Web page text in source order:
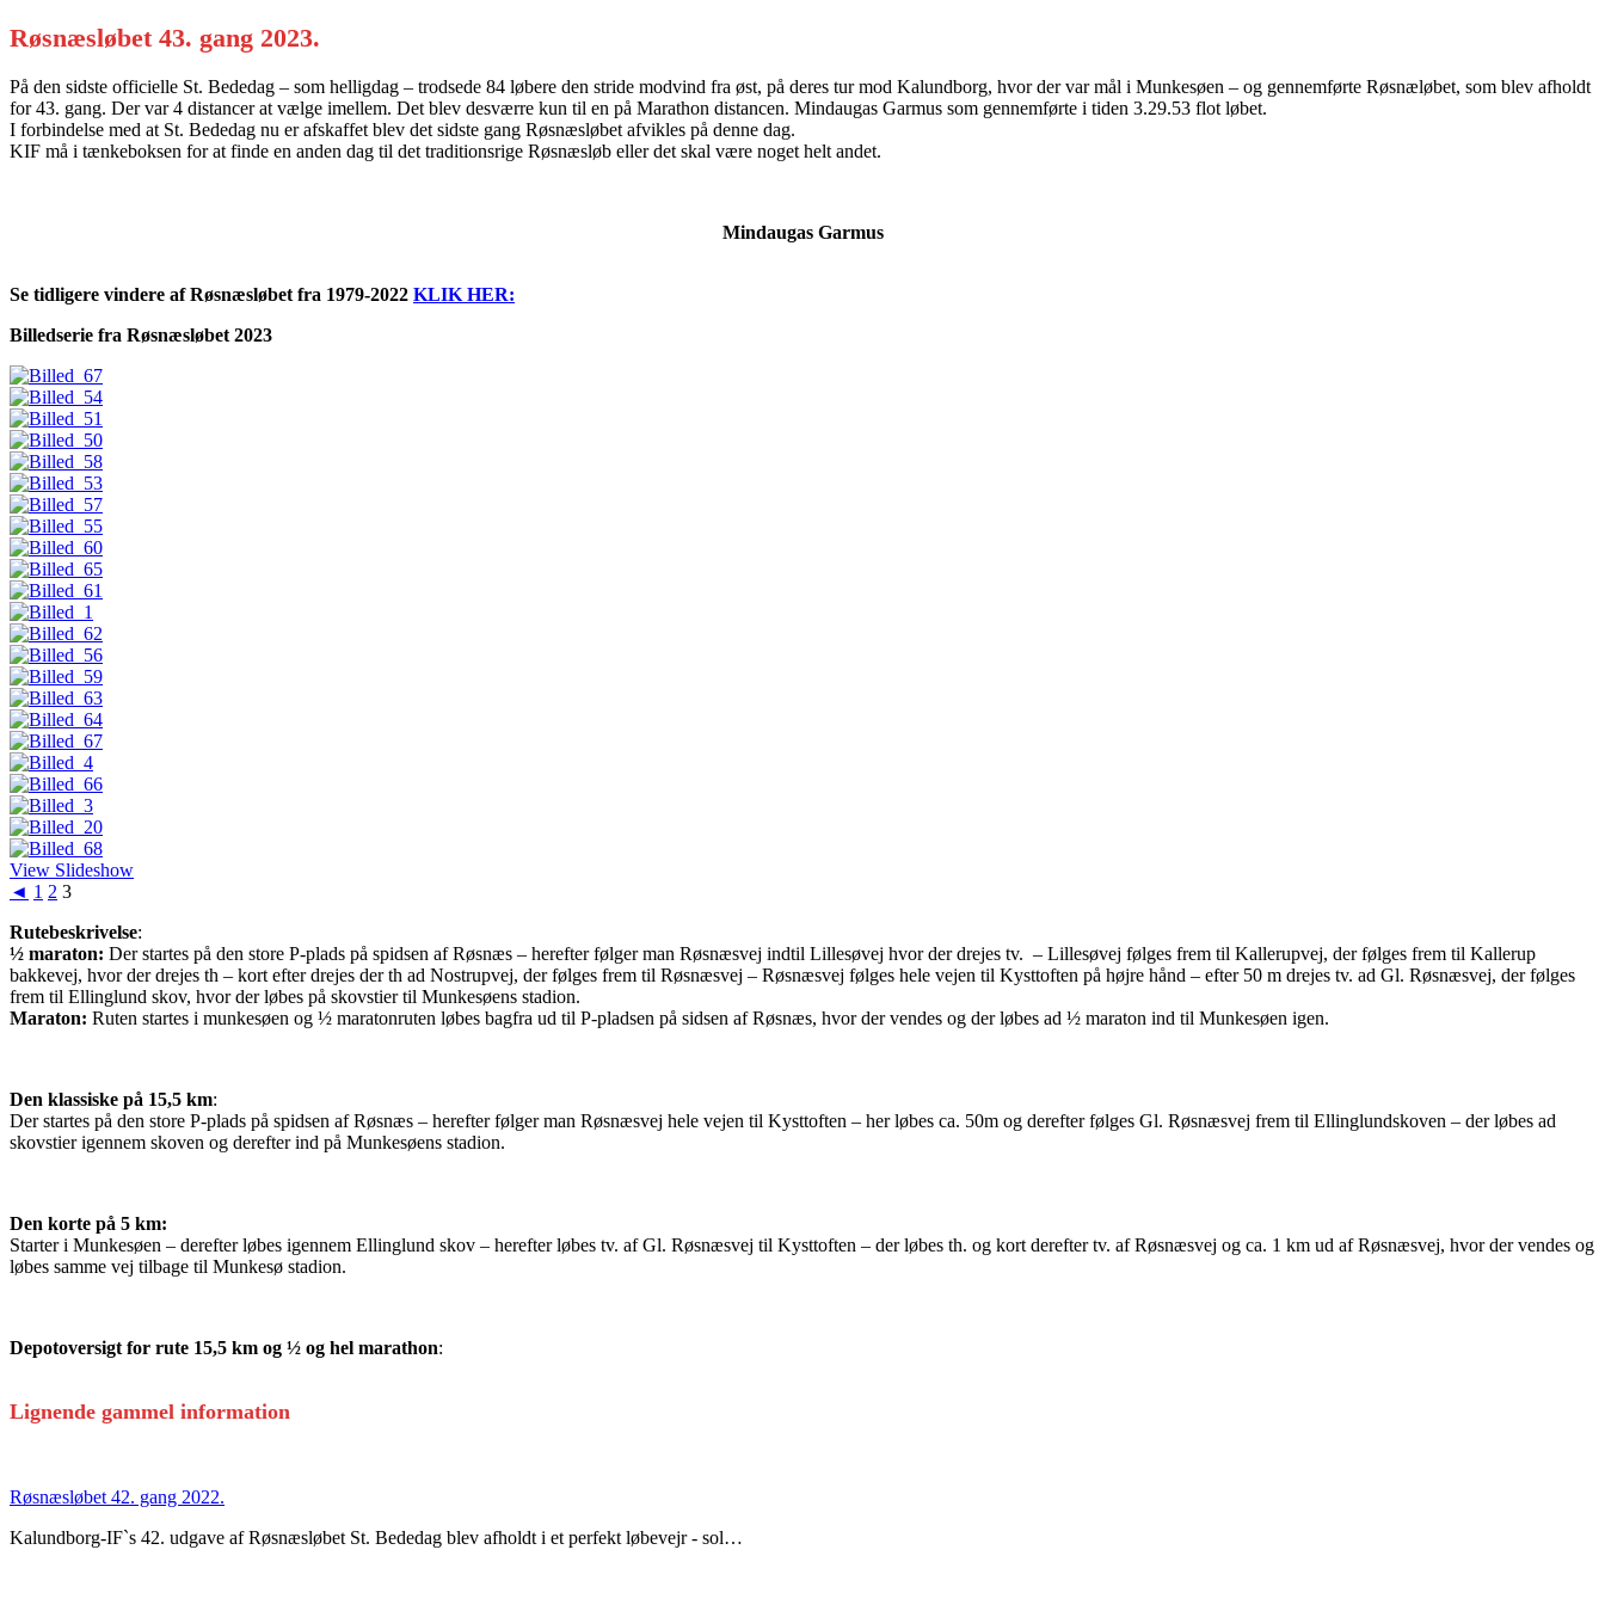
Røsnæsløbet 43. gang 2023.
På den sidste officielle St. Bededag – som helligdag – trodsede 84 løbere den stride modvind fra øst, på deres tur mod Kalundborg, hvor der var mål i Munkesøen – og gennemførte Røsnæløbet, som blev afholdt
for 43. gang. Der var 4 distancer at vælge imellem. Det blev desværre kun til en på Marathon distancen. Mindaugas Garmus som gennemførte i tiden 3.29.53 flot løbet.
I forbindelse med at St. Bededag nu er afskaffet blev det sidste gang Røsnæsløbet afvikles på denne dag.
KIF må i tænkeboksen for at finde en anden dag til det traditionsrige Røsnæsløb eller det skal være noget helt andet.
Mindaugas Garmus
Se tidligere vindere af Røsnæsløbet fra 1979-2022 KLIK HER:
Billedserie fra Røsnæsløbet 2023
View Slideshow
◄ 1 2 3
Rutebeskrivelse:
½ maraton: Der startes på den store P-plads på spidsen af Røsnæs – herefter følger man Røsnæsvej indtil Lillesøvej hvor der drejes tv. – Lillesøvej følges frem til Kallerupvej, der følges frem til Kallerup
bakkevej, hvor der drejes th – kort efter drejes der th ad Nostrupvej, der følges frem til Røsnæsvej – Røsnæsvej følges hele vejen til Kysttoften på højre hånd – efter 50 m drejes tv. ad Gl. Røsnæsvej, der følges
frem til Ellinglund skov, hvor der løbes på skovstier til Munkesøens stadion.
Maraton: Ruten startes i munkesøen og ½ maratonruten løbes bagfra ud til P-pladsen på sidsen af Røsnæs, hvor der vendes og der løbes ad ½ maraton ind til Munkesøen igen.
Den klassiske på 15,5 km:
Der startes på den store P-plads på spidsen af Røsnæs – herefter følger man Røsnæsvej hele vejen til Kysttoften – her løbes ca. 50m og derefter følges Gl. Røsnæsvej frem til Ellinglundskoven – der løbes ad
skovstier igennem skoven og derefter ind på Munkesøens stadion.
Den korte på 5 km:
Starter i Munkesøen – derefter løbes igennem Ellinglund skov – herefter løbes tv. af Gl. Røsnæsvej til Kysttoften – der løbes th. og kort derefter tv. af Røsnæsvej og ca. 1 km ud af Røsnæsvej, hvor der vendes og
løbes samme vej tilbage til Munkesø stadion.
Depotoversigt for rute 15,5 km og ½ og hel marathon:
Lignende gammel information
Røsnæsløbet 42. gang 2022.
Kalundborg-IF`s 42. udgave af Røsnæsløbet St. Bededag blev afholdt i et perfekt løbevejr - sol…